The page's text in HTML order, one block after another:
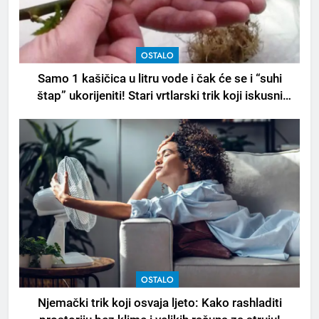
OSTALO
Samo 1 kašičica u litru vode i čak će se i “suhi
štap” ukorijeniti! Stari vrtlarski trik koji iskusni
OSTALO
Njemački trik koji osvaja ljeto: Kako rashladiti